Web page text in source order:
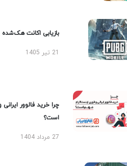
بازیابی اکانت هک‌شده
چرا خرید فالوور ایرانی
است؟
27 مرداد 1404